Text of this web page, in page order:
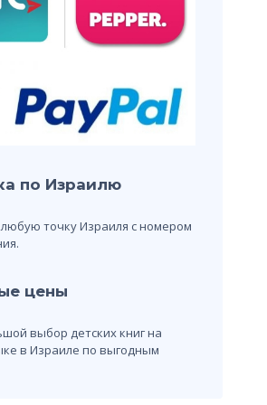
по Израилю
точку Израиля с номером
цены
выбор детских книг на
в Израиле по выгодным